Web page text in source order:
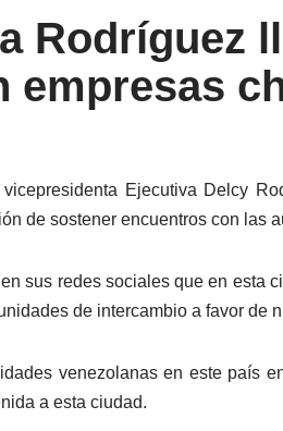
Rodríguez
empresas
Ejecutiva Delcy
de sostener encuentros con
sus redes sociales que en esta
de intercambio a favor de
venezolanas en este país
a esta ciudad.